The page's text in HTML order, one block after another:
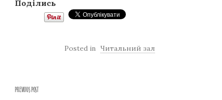
Поділись
Posted in Читальний зал
PREVIOUS POST